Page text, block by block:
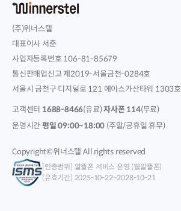
(주)위너스텔
대표이사 서준
사업자등록번호 106-81-85679
통신판매업신고 제2019-서울금천-0284호
서울시 금천구 디지털로 121 에이스가산타워 1303호
고객센터 1688-8466(유료)자사폰 114(무료)
운영시간평일 09:00~18:00 (주말/공휴일 휴무)
Copyright©위너스텔 All rights reserved
[인증범위] 알뜰폰 서비스 운영 (웰알뜰폰)
[유효기간] 2025-10-22~2028-10-21